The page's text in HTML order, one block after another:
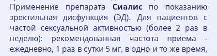
Применение препарата Сиалиспо показанию
эректильная дисфункция (ЭД). Для пациентов с
частой сексуальной активностью (более 2 раз в
неделю): рекомендованная частота приема -
ежедневно, 1 раз в сутки 5 мг, в одно и то же время,